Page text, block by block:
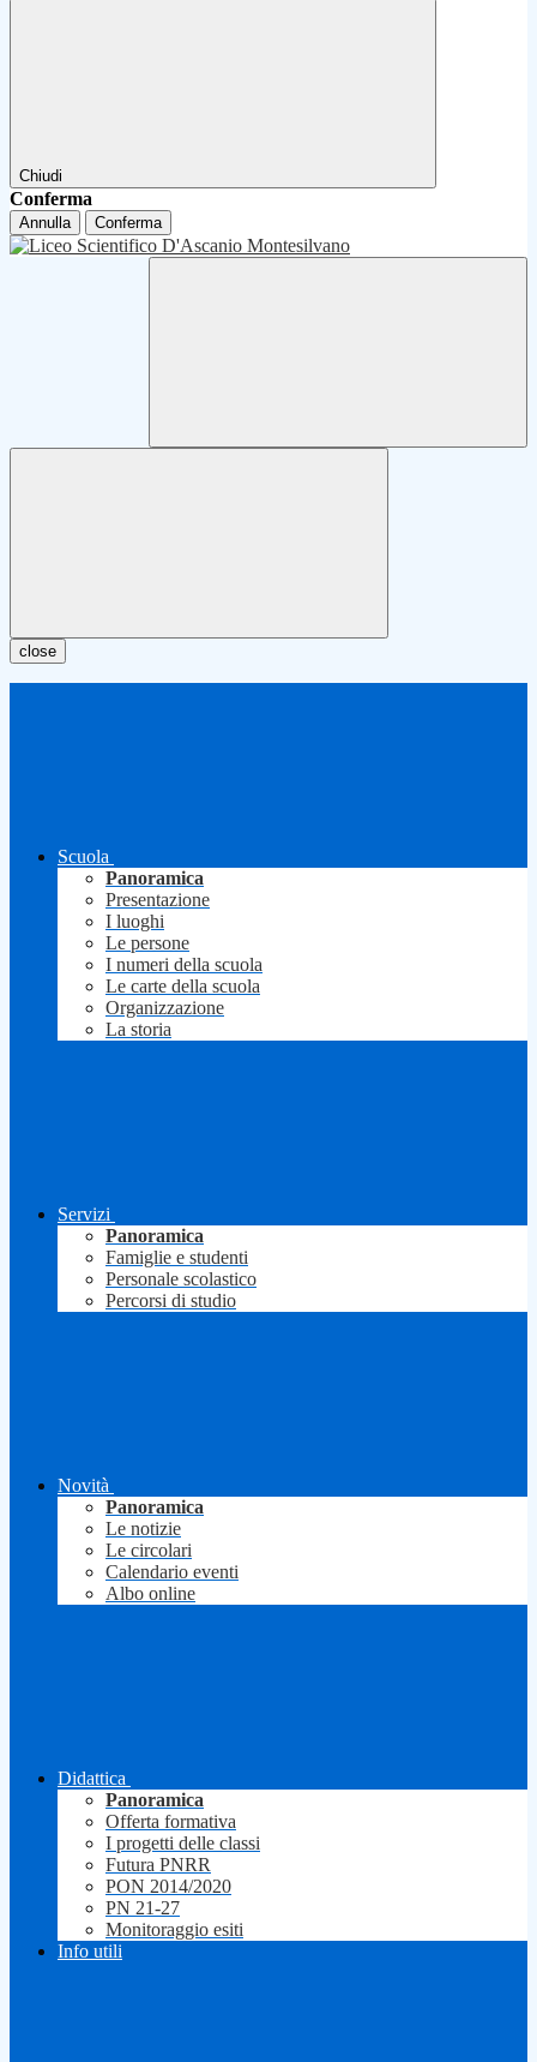
Chiudi
Conferma
Annulla Conferma
close
Scuola
Panoramica
Presentazione
I luoghi
Le persone
I numeri della scuola
Le carte della scuola
Organizzazione
La storia
Servizi
Panoramica
Famiglie e studenti
Personale scolastico
Percorsi di studio
Novità
Panoramica
Le notizie
Le circolari
Calendario eventi
Albo online
Didattica
Panoramica
Offerta formativa
I progetti delle classi
Futura PNRR
PON 2014/2020
PN 21-27
Monitoraggio esiti
Info utili